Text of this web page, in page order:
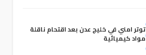
توتر امني في خليج عدن بعد اقتحام ناقلة
مواد كيميائية